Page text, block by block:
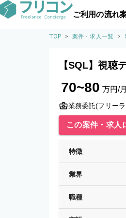
ご利用の流れ
TOP > 案件・求人一覧 >
【SQL】視聴
70~80 万円/月
業務委託(フリー
この案件・求人
特徴
業界
職種